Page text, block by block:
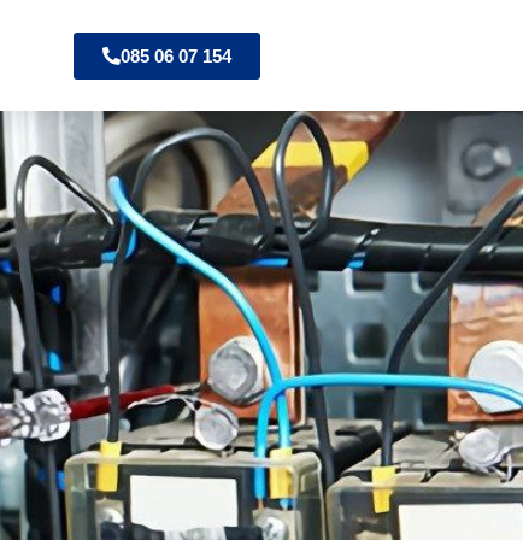
085 06 07 154